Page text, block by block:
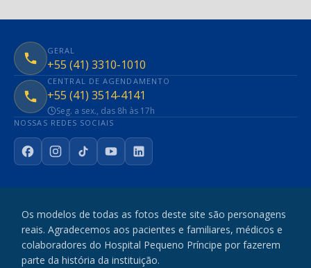
GERAL
+55 (41) 3310-1010
CENTRAL DE AGENDAMENTO
+55 (41) 3514-4141
Seg. a sex., das 8h às 17h
NOSSAS REDES SOCIAIS
FacebookInstagram
TikTokYouTubeLinkedIn
Os modelos de todas as fotos deste site são personagens
reais. Agradecemos aos pacientes e familiares, médicos e
colaboradores do Hospital Pequeno Príncipe por fazerem
parte da história da instituição.